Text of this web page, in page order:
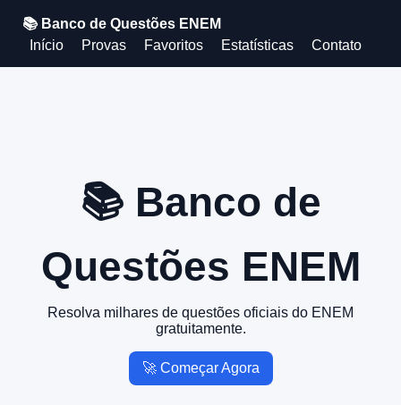
📚 Banco de Questões ENEM
Início
Provas Favoritos Estatísticas Contato
📚 Banco de
Questões ENEM
Resolva milhares de questões oficiais do ENEM
gratuitamente.
🚀 Começar Agora